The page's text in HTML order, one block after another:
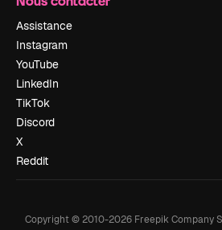
Assistance
Instagram
YouTube
LinkedIn
TikTok
Discord
X
Reddit
Copyright © 2010-2026 Freepik Company